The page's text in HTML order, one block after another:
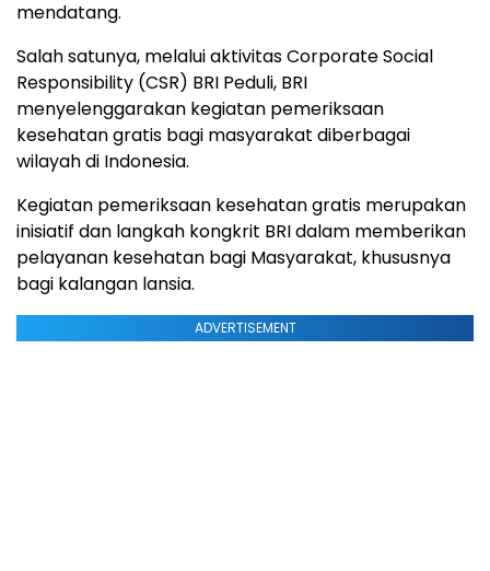
mendatang.
Salah satunya, melalui aktivitas Corporate Social
Responsibility (CSR) BRI Peduli, BRI
menyelenggarakan kegiatan pemeriksaan
kesehatan gratis bagi masyarakat diberbagai
wilayah di Indonesia.
Kegiatan pemeriksaan kesehatan gratis merupakan
inisiatif dan langkah kongkrit BRI dalam memberikan
pelayanan kesehatan bagi Masyarakat, khususnya
bagi kalangan lansia.
ADVERTISEMENT